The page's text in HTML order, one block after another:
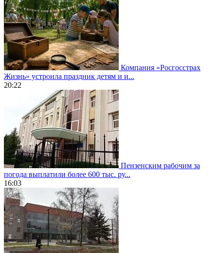
Компания «Росгосстрах
Жизнь» устроила праздник детям и и...
20:22
Пензенским рабочим за
погода выплатили более 600 тыс. ру...
16:03